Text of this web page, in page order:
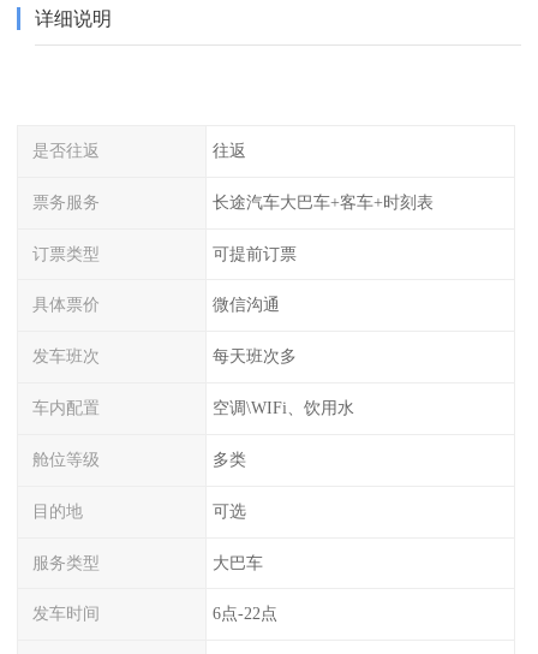
详细说明
是否往返 往返
票务服务 长途汽车大巴车+客车+时刻表
订票类型 可提前订票
具体票价 微信沟通
发车班次 每天班次多
车内配置 空调\WIFi、饮用水
舱位等级 多类
目的地 可选
服务类型 大巴车
发车时间 6点-22点